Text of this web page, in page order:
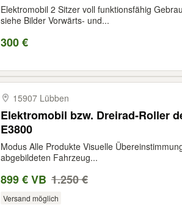
Elektromobil 2 Sitzer voll funktionsfähig
siehe Bilder Vorwärts- und...
300 €
15907 Lübben
Elektromobil bzw. Dreirad-Roller
E3800
Modus Alle Produkte Visuelle
abgebildeten Fahrzeug...
899 € VB 1.250 €
Versand möglich